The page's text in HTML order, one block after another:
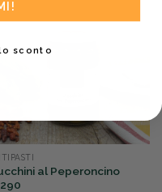
al Peperoncino
sconto